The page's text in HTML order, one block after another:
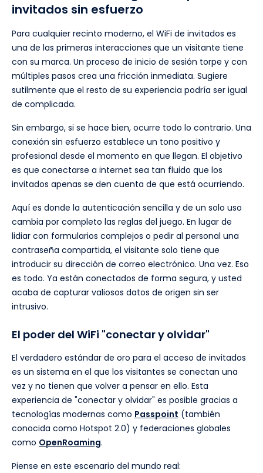
invitados sin esfuerzo
Para cualquier recinto moderno, el WiFi de invitados es
una de las primeras interacciones que un visitante tiene
con su marca. Un proceso de inicio de sesión torpe y con
múltiples pasos crea una fricción inmediata. Sugiere
sutilmente que el resto de su experiencia podría ser igual
de complicada.
Sin embargo, si se hace bien, ocurre todo lo contrario. Una
conexión sin esfuerzo establece un tono positivo y
profesional desde el momento en que llegan. El objetivo
es que conectarse a internet sea tan fluido que los
invitados apenas se den cuenta de que está ocurriendo.
Aquí es donde la autenticación sencilla y de un solo uso
cambia por completo las reglas del juego. En lugar de
lidiar con formularios complejos o pedir al personal una
contraseña compartida, el visitante solo tiene que
introducir su dirección de correo electrónico. Una vez. Eso
es todo. Ya están conectados de forma segura, y usted
acaba de capturar valiosos datos de origen sin ser
intrusivo.
El poder del WiFi "conectar y olvidar"
El verdadero estándar de oro para el acceso de invitados
es un sistema en el que los visitantes se conectan una
vez y no tienen que volver a pensar en ello. Esta
experiencia de "conectar y olvidar" es posible gracias a
tecnologías modernas como Passpoint (también
conocida como Hotspot 2.0) y federaciones globales
como OpenRoaming.
Piense en este escenario del mundo real: